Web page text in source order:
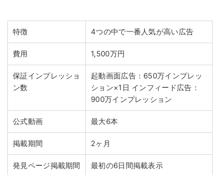
特徴 4つの中で一番人気が高い広告
費用 1,500万円
保証インプレッショ
ン数
起動画面広告：650万インプレッ
ション×1日 インフィード広告：
900万インプレッション
公式動画 最大6本
掲載期間 2ヶ月
発見ページ掲載期間 最初の6日間掲載表示